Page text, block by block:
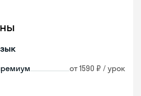
от 1590 ₽ / урок